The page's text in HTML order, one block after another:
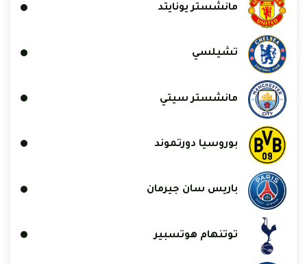
مانشستر يونايتد
تشيلسي
مانشستر سيتي
بوروسيا دورتموند
باريس سان جيرمان
توتنهام هوتسبير